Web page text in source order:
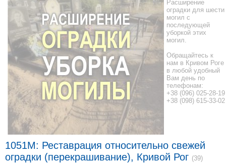
Расширение
оградки для шести
могил с
последующей
уборкой этих
могил.
Обращайтесь к
нам в Кривом Роге
в любой удобный
Вам день по
телефонам:
+38 (096) 025-28-19
+38 (098) 615-33-02
1051M: Реставрация относительно свежей
оградки (перекрашивание), Кривой Рог (39)